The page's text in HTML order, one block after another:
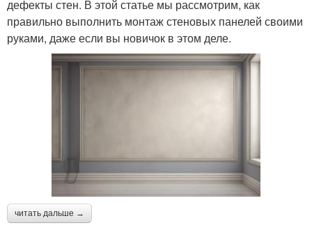
дефекты стен. В этой статье мы рассмотрим, как
правильно выполнить монтаж стеновых панелей своими
руками, даже если вы новичок в этом деле.
читать дальше →